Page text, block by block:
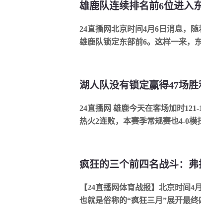
24直播网北京时间4月6日消息，
雄鹿队锁定东部前6。这样一来，
24直播网 雄鹿今天在客场加时
热火2连败，本赛季常规赛也4-0
【24直播网体育战报】北京时间4
也就是俗称的“疯狂三月”展开最